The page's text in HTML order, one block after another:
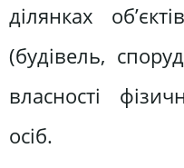
ділянках
(будівель,
власності
осіб.